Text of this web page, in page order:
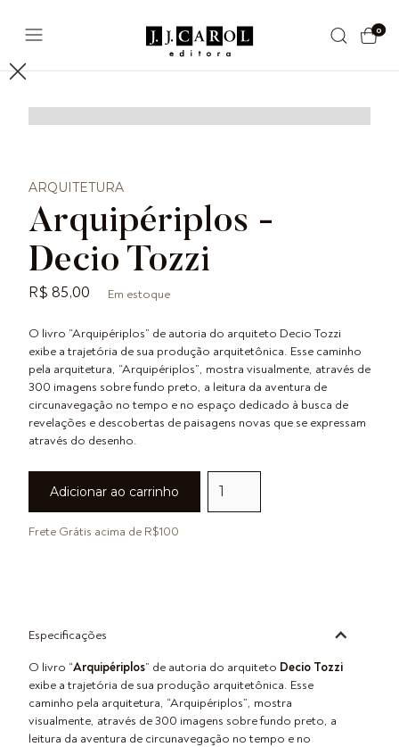
0
ARQUITETURA
Arquipériplos -
Decio Tozzi
R$ 85,00 Em estoque
O livro “Arquipériplos” de autoria do arquiteto Decio Tozzi
exibe a trajetória de sua produção arquitetônica. Esse caminho
pela arquitetura, “Arquipériplos”, mostra visualmente, através de
300 imagens sobre fundo preto, a leitura da aventura de
circunavegação no tempo e no espaço dedicado à busca de
revelações e descobertas de paisagens novas que se expressam
através do desenho.
Frete Grátis acima de R$100
Especificações
O livro “Arquipériplos” de autoria do arquiteto Decio Tozzi
exibe a trajetória de sua produção arquitetônica. Esse
caminho pela arquitetura, “Arquipériplos”, mostra
visualmente, através de 300 imagens sobre fundo preto, a
leitura da aventura de circunavegação no tempo e no